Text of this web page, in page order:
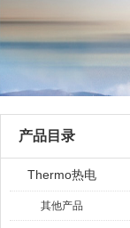
产品目录
Thermo热电
其他产品